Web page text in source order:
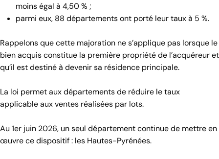
moins égal à 4,50 % ;
parmi eux, 88 départements ont porté leur taux à 5 %.
Rappelons que cette majoration ne s’applique pas lorsque le
bien acquis constitue la première propriété de l’acquéreur et
qu’il est destiné à devenir sa résidence principale.
La loi permet aux départements de réduire le taux
applicable aux ventes réalisées par lots.
Au 1er juin 2026, un seul département continue de mettre en
œuvre ce dispositif : les Hautes-Pyrénées.